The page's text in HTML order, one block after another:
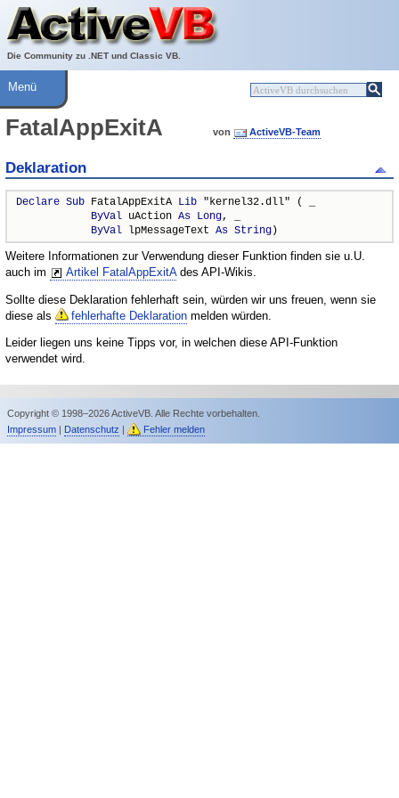
Die Community zu .NET und Classic VB.
Über ActiveVB
Hilfe
Menü
FatalAppExitA von ActiveVB-Team
Deklaration
Declare Sub FatalAppExitA Lib "kernel32.dll" ( _
ByVal uAction As Long, _
ByVal lpMessageText As String)
Weitere Informationen zur Verwendung dieser Funktion finden sie u.U.
auch im
Artikel FatalAppExitAdes API-Wikis.
Sollte diese Deklaration fehlerhaft sein, würden wir uns freuen, wenn sie
diese als
fehlerhafte Deklaration melden würden.
Leider liegen uns keine Tipps vor, in welchen diese API-Funktion
verwendet wird.
Copyright © 1998–2026 ActiveVB. Alle Rechte vorbehalten.
Impressum| Datenschutz | Fehler melden